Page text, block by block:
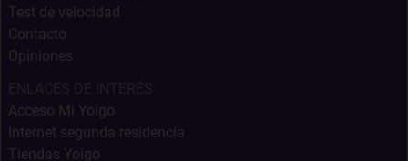
Test de velocidad
Contacto
Opiniones
Acceso Mi Yoigo
Internet segunda residencia
Tiendas Yoigo